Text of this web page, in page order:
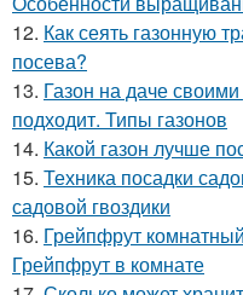
12. Как сеять газонную
посева?
13. Газон на даче
подходит. Типы газонов
14. Какой газон лучше
15. Техника посадки
садовой гвоздики
16. Грейпфрут
Грейпфрут в комнате